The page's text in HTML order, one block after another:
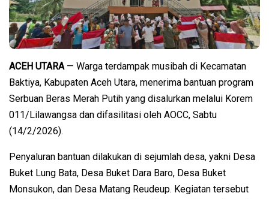
ACEH UTARA— Warga terdampak musibah di Kecamatan
Baktiya, Kabupaten Aceh Utara, menerima bantuan program
Serbuan Beras Merah Putih yang disalurkan melalui Korem
011/Lilawangsa dan difasilitasi oleh AOCC, Sabtu
(14/2/2026).
Penyaluran bantuan dilakukan di sejumlah desa, yakni Desa
Buket Lung Bata, Desa Buket Dara Baro, Desa Buket
Monsukon, dan Desa Matang Reudeup. Kegiatan tersebut